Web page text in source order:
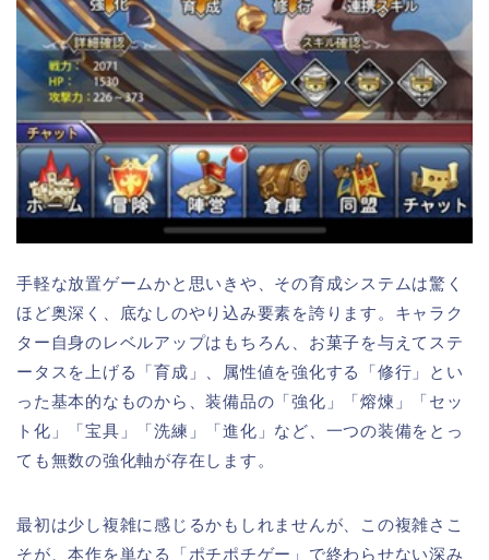
手軽な放置ゲームかと思いきや、その育成システムは驚く
ほど奥深く、底なしのやり込み要素を誇ります。キャラク
ター自身のレベルアップはもちろん、お菓子を与えてステ
ータスを上げる「育成」、属性値を強化する「修行」とい
った基本的なものから、装備品の「強化」「熔煉」「セッ
ト化」「宝具」「洗練」「進化」など、一つの装備をとっ
ても無数の強化軸が存在します。
最初は少し複雑に感じるかもしれませんが、この複雑さこ
そが、本作を単なる「ポチポチゲー」で終わらせない深み